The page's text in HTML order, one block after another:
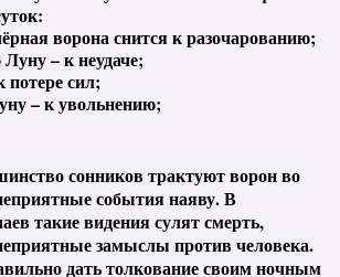
ворона снится к разочарованию;
– к неудаче;
потере сил;
– к увольнению;
сонников трактуют ворон во
события наяву. В
такие видения сулят смерть,
замыслы против человека.
дать толкование своим ночным